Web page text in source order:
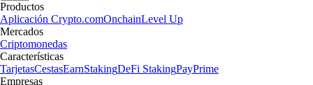
Productos
Aplicación Crypto.comOnchainLevel Up
Mercados
Criptomonedas
Características
TarjetasCestasEarnStakingDeFi StakingPayPrime
Empresas